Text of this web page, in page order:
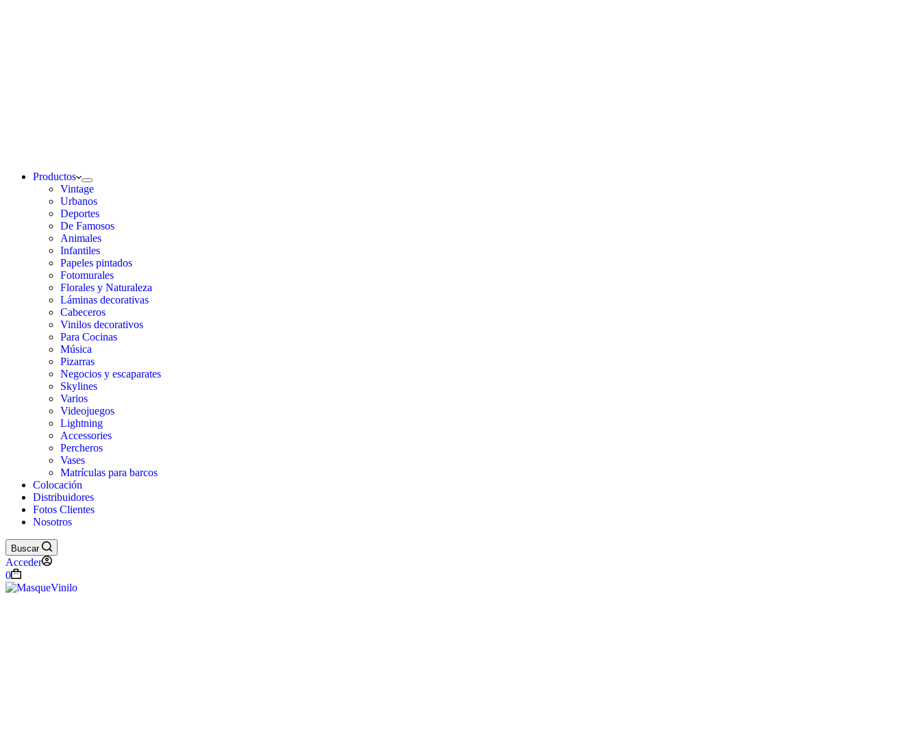
Productos
Vintage
Urbanos
Deportes
De Famosos
Animales
Infantiles
Papeles pintados
Fotomurales
Florales y Naturaleza
Láminas decorativas
Cabeceros
Vinilos decorativos
Para Cocinas
Música
Pizarras
Negocios y escaparates
Skylines
Varios
Videojuegos
Lightning
Accessories
Percheros
Vases
Matrículas para barcos
Colocación
Distribuidores
Fotos Clientes
Nosotros
Buscar
Acceder
Carro
de
0